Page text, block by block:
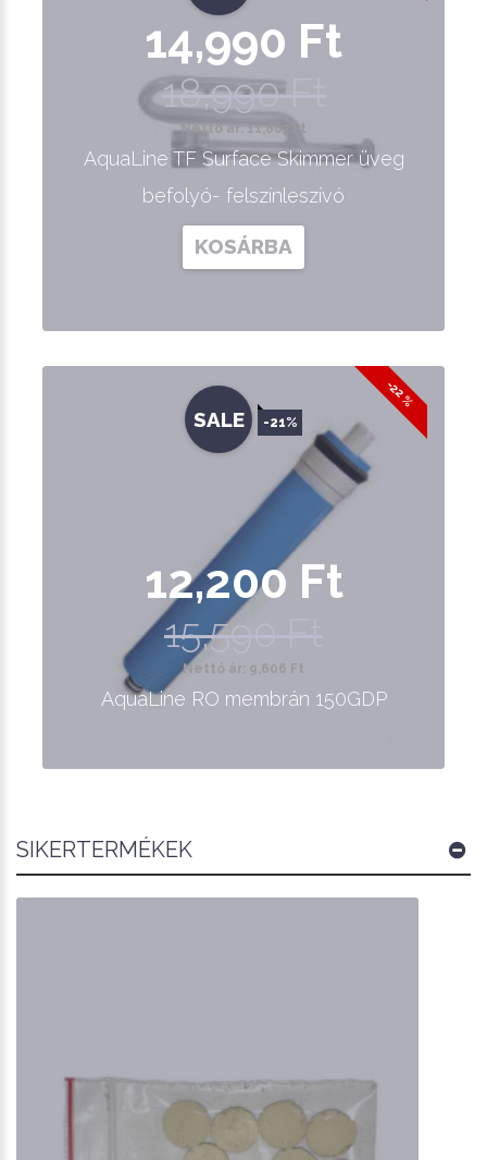
14,990 Ft
18,990 Ft
Nettó ár: 11,803 Ft
AquaLine TF Surface Skimmer üveg
befolyó- felszínleszívó
KOSÁRBA
-22 %
SALE -21%
12,200 Ft
15,590 Ft
Nettó ár: 9,606 Ft
AquaLine RO membrán 150GDP
SIKERTERMÉKEK